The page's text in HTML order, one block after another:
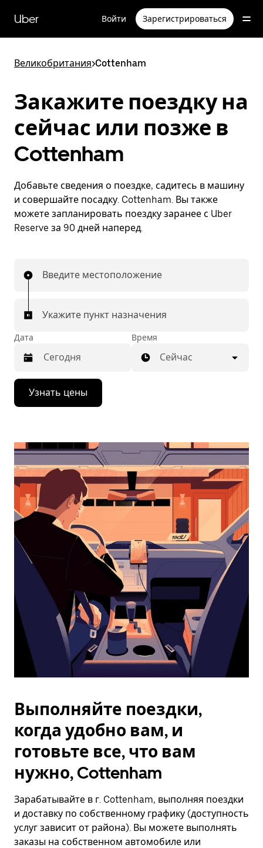
перейти
к
содержимому
Uber Войти Зарегистрироваться
Великобритания>Cottenham
Закажите поездку на
сейчас или позже в
Cottenham
Добавьте сведения о поездке, садитесь в машину
и совершайте посадку. Cottenham. Вы также
можете запланировать поездку заранее с Uber
Reserve за 90 дней наперед.
Введите местоположение
Укажите пункт назначения
Дата
Нажмите
стрелку
вниз,
календарю
выбрать
дату.
Чтобы
закрыть
календарь,
нажмите
Esc.
Время
Сейчас
Узнать цены
Выполняйте поездки,
когда удобно вам, и
готовьте все, что вам
нужно, Cottenham
Зарабатывайте в г. Cottenham, выполняя поездки
и доставку по собственному графику (доступность
услуг зависит от района). Вы можете выполнять
заказы на собственном автомобиле или